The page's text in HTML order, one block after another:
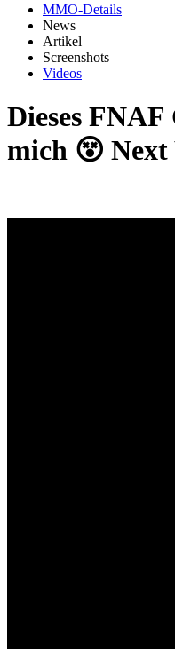
MMO-Details
News
Artikel
Screenshots
Videos
Dieses
mich 😵 Next